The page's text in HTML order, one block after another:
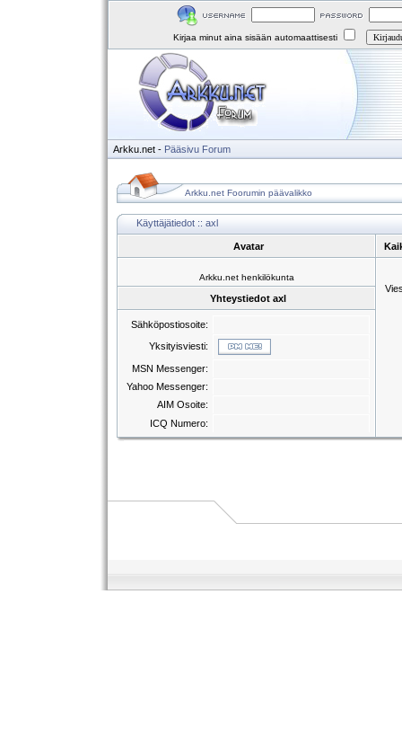
Kirjaa minut aina sisään automaattisesti
Arkku.net - Pääsivu Forum
Arkku.net Foorumin päävalikko
Käyttäjätiedot :: axl
Avatar
Arkku.net henkilökunta
Yhteystiedot axl
Sähköpostiosoite:
Yksityisviesti:
MSN Messenger:
Yahoo Messenger:
AIM Osoite:
ICQ Numero: